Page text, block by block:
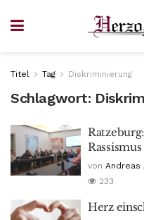
Titel Tag Diskriminierung
Schlagwort:
von Andreas
233
Herz